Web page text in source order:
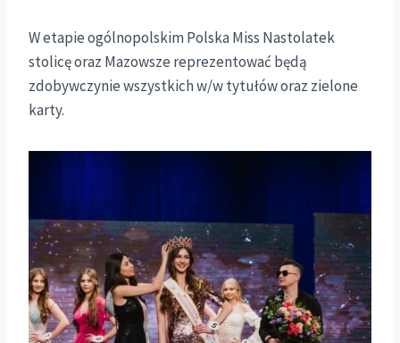
W etapie ogólnopolskim Polska Miss Nastolatek
stolicę oraz Mazowsze reprezentować będą
zdobywczynie wszystkich w/w tytułów oraz zielone
karty.